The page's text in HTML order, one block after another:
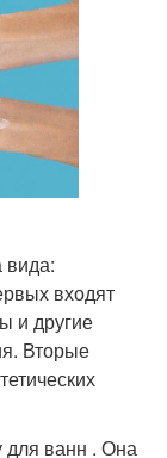
вида:
входят
и другие
Вторые
для ванн . Она